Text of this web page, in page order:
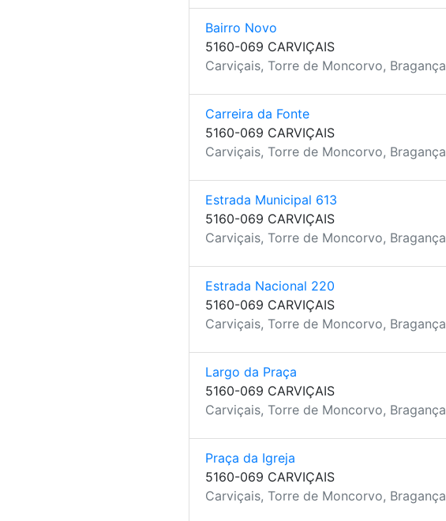
Bairro Novo
5160-069 CARVIÇAIS
Carviçais, Torre de Moncorvo, Bragança
Carreira da Fonte
5160-069 CARVIÇAIS
Carviçais, Torre de Moncorvo, Bragança
Estrada Municipal 613
5160-069 CARVIÇAIS
Carviçais, Torre de Moncorvo, Bragança
Estrada Nacional 220
5160-069 CARVIÇAIS
Carviçais, Torre de Moncorvo, Bragança
Largo da Praça
5160-069 CARVIÇAIS
Carviçais, Torre de Moncorvo, Bragança
Praça da Igreja
5160-069 CARVIÇAIS
Carviçais, Torre de Moncorvo, Bragança